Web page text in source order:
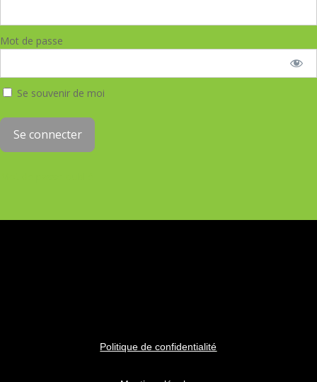
Mot de passe
Se souvenir de moi
Politique de confidentialité